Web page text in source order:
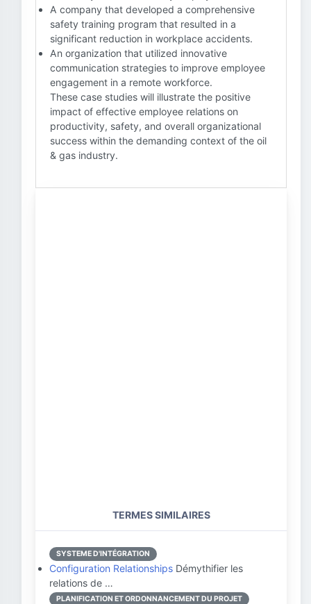
A company that developed a comprehensive
safety training program that resulted in a
significant reduction in workplace accidents.
An organization that utilized innovative
communication strategies to improve employee
engagement in a remote workforce.
These case studies will illustrate the positive
impact of effective employee relations on
productivity, safety, and overall organizational
success within the demanding context of the oil
& gas industry.
TERMES SIMILAIRES
SYSTEME D'INTÉGRATION
Configuration Relationships Démythifier les
relations de …
PLANIFICATION ET ORDONNANCEMENT DU PROJET